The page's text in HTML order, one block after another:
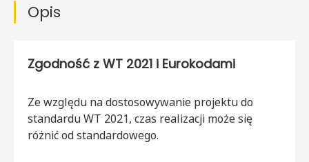
Opis
Zgodność z WT 2021 i Eurokodami
Ze względu na dostosowywanie projektu do
standardu WT 2021, czas realizacji może się
różnić od standardowego.